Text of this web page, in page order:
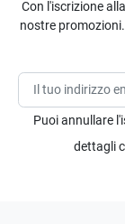
Con l'iscrizione
nostre
Puoi annullare
dettagli